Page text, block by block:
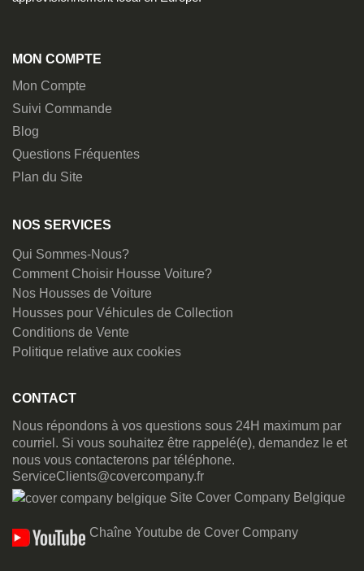
MON COMPTE
Mon Compte
Suivi Commande
Blog
Questions Fréquentes
Plan du Site
NOS SERVICES
Qui Sommes-Nous?
Comment Choisir Housse Voiture?
Nos Housses de Voiture
Housses pour Véhicules de Collection
Conditions de Vente
Politique relative aux cookies
CONTACT
Nous répondons à vos questions sous 24H maximum par
courriel. Si vous souhaitez être rappelé(e), demandez le et
nous vous contacterons par téléphone.
ServiceClients@covercompany.fr
Site Cover Company Belgique
Chaîne Youtube de Cover Company